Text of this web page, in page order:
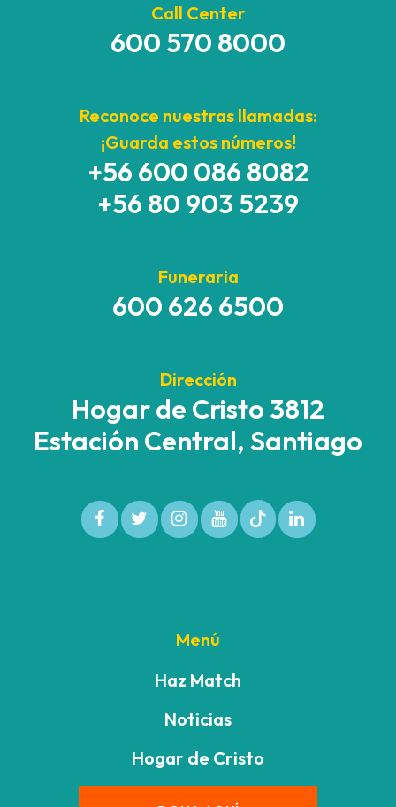
Call Center
600 570 8000
Reconoce nuestras llamadas:
¡Guarda estos números!
+56 600 086 8082
+56 80 903 5239
Funeraria
600 626 6500
Dirección
Hogar de Cristo 3812
Estación Central, Santiago
Menú
Haz Match
Noticias
Hogar de Cristo